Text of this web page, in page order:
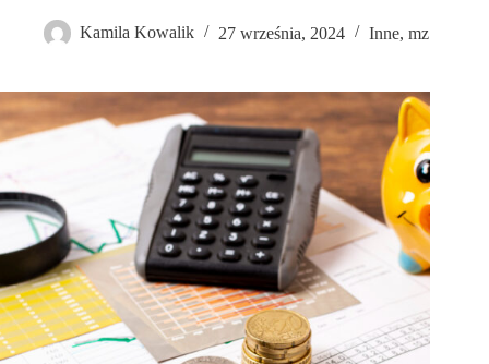
Kamila Kowalik 27 września, 2024 Inne, mz